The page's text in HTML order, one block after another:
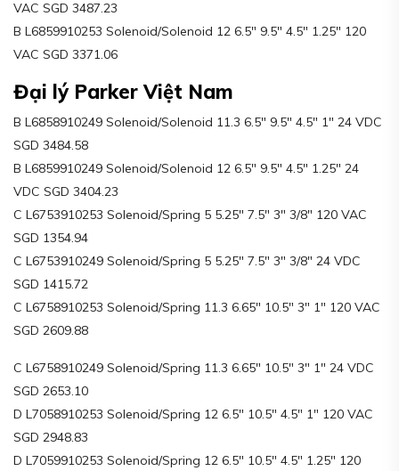
VAC SGD 3487.23
B L6859910253 Solenoid/Solenoid 12 6.5″ 9.5″ 4.5″ 1.25″ 120
VAC SGD 3371.06
Đại lý Parker Việt Nam
B L6858910249 Solenoid/Solenoid 11.3 6.5″ 9.5″ 4.5″ 1″ 24 VDC
SGD 3484.58
B L6859910249 Solenoid/Solenoid 12 6.5″ 9.5″ 4.5″ 1.25″ 24
VDC SGD 3404.23
C L6753910253 Solenoid/Spring 5 5.25″ 7.5″ 3″ 3/8″ 120 VAC
SGD 1354.94
C L6753910249 Solenoid/Spring 5 5.25″ 7.5″ 3″ 3/8″ 24 VDC
SGD 1415.72
C L6758910253 Solenoid/Spring 11.3 6.65″ 10.5″ 3″ 1″ 120 VAC
SGD 2609.88
C L6758910249 Solenoid/Spring 11.3 6.65″ 10.5″ 3″ 1″ 24 VDC
SGD 2653.10
D L7058910253 Solenoid/Spring 12 6.5″ 10.5″ 4.5″ 1″ 120 VAC
SGD 2948.83
D L7059910253 Solenoid/Spring 12 6.5″ 10.5″ 4.5″ 1.25″ 120